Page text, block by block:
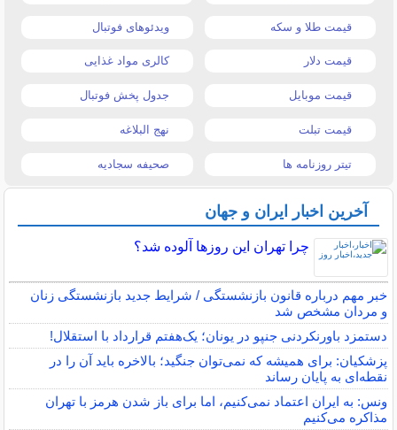
قیمت طلا و سکه ویدئوهای فوتبال
قیمت دلار کالری مواد غذایی
قیمت موبایل جدول پخش فوتبال
قیمت تبلت نهج البلاغه
تیتر روزنامه ها صحیفه سجادیه
آخرین اخبار ایران و جهان
چرا تهران این روزها آلوده شد؟
خبر مهم درباره قانون بازنشستگی / شرایط جدید بازنشستگی زنان
و مردان مشخص شد
دستمزد باورنکردنی جنپو در یونان؛ یک‌هفتم قرارداد با استقلال!
پزشکیان: برای همیشه که نمی‌توان جنگید؛ بالاخره باید آن را در
نقطه‌ای به پایان رساند
ونس: به ایران اعتماد نمی‌کنیم، اما برای باز شدن هرمز با تهران
مذاکره می‌کنیم